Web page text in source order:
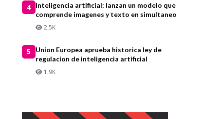
4
Inteligencia artificial: lanzan un modelo que
comprende imagenes y texto en simultaneo
2.5K
5
Union Europea aprueba historica ley de
regulacion de inteligencia artificial
1.9K